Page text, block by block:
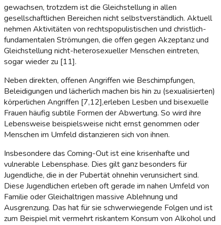
gewachsen, trotzdem ist die Gleichstellung in allen
gesellschaftlichen Bereichen nicht selbstverständlich. Aktuell
nehmen Aktivitäten von rechtspopulistischen und christlich-
fundamentalen Strömungen, die offen gegen Akzeptanz und
Gleichstellung nicht-heterosexueller Menschen eintreten,
sogar wieder zu [11].
Neben direkten, offenen Angriffen wie Beschimpfungen,
Beleidigungen und lächerlich machen bis hin zu (sexualisierten)
körperlichen Angriffen [7,12],erleben Lesben und bisexuelle
Frauen häufig subtile Formen der Abwertung. So wird ihre
Lebensweise beispielsweise nicht ernst genommen oder
Menschen im Umfeld distanzieren sich von ihnen.
Insbesondere das Coming-Out ist eine krisenhafte und
vulnerable Lebensphase. Dies gilt ganz besonders für
Jugendliche, die in der Pubertät ohnehin verunsichert sind.
Diese Jugendlichen erleben oft gerade im nahen Umfeld von
Familie oder Gleichaltrigen massive Ablehnung und
Ausgrenzung. Das hat für sie schwerwiegende Folgen und ist
zum Beispiel mit vermehrt riskantem Konsum von Alkohol und